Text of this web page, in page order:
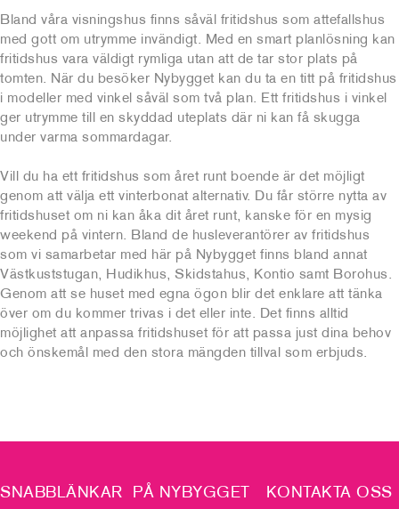
Bland våra visningshus finns såväl fritidshus som attefallshus
med gott om utrymme invändigt. Med en smart planlösning kan
fritidshus vara väldigt rymliga utan att de tar stor plats på
tomten. När du besöker Nybygget kan du ta en titt på fritidshus
i modeller med vinkel såväl som två plan. Ett fritidshus i vinkel
ger utrymme till en skyddad uteplats där ni kan få skugga
under varma sommardagar.
Vill du ha ett fritidshus som året runt boende är det möjligt
genom att välja ett vinterbonat alternativ. Du får större nytta av
fritidshuset om ni kan åka dit året runt, kanske för en mysig
weekend på vintern. Bland de husleverantörer av fritidshus
som vi samarbetar med här på Nybygget finns bland annat
Västkuststugan, Hudikhus, Skidstahus, Kontio samt Borohus.
Genom att se huset med egna ögon blir det enklare att tänka
över om du kommer trivas i det eller inte. Det finns alltid
möjlighet att anpassa fritidshuset för att passa just dina behov
och önskemål med den stora mängden tillval som erbjuds.
SNABBLÄNKAR PÅ NYBYGGET KONTAKTA OSS